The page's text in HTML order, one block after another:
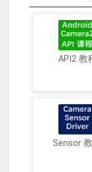
API2 教
Sensor